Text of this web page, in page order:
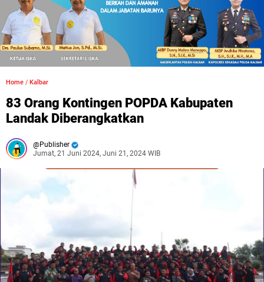
Home / Kalbar
83 Orang Kontingen POPDA Kabupaten
Landak Diberangkatkan
Publisher
Jumat, 21 Juni 2024, Juni 21, 2024 WIB